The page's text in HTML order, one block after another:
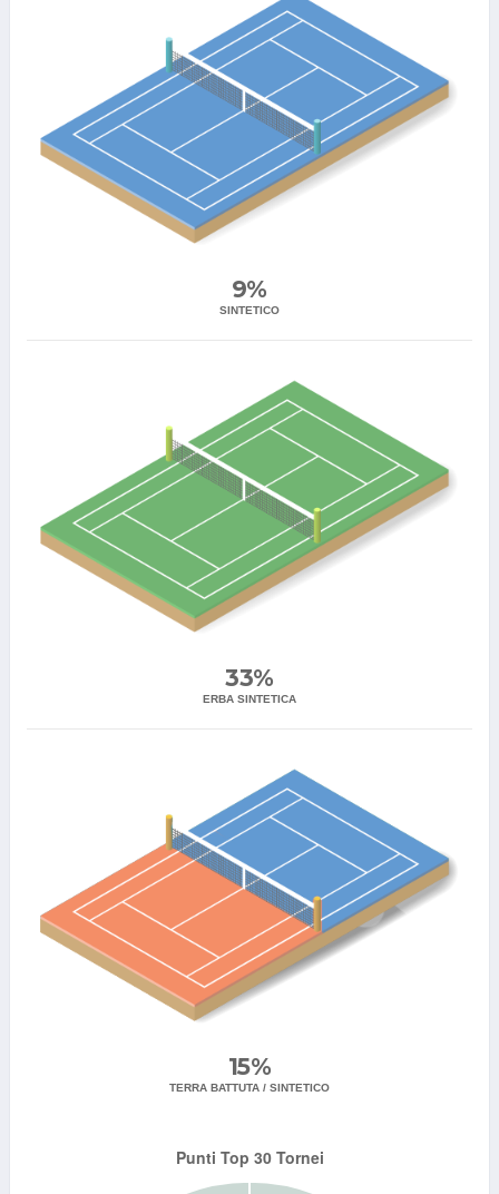
9%
SINTETICO
33%
ERBA SINTETICA
15%
TERRA BATTUTA / SINTETICO